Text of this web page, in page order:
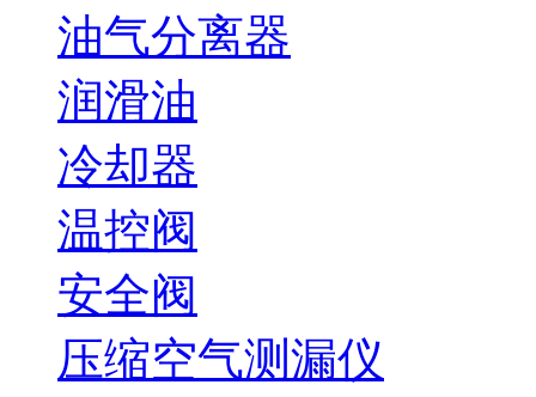
油气分离器
润滑油
冷却器
温控阀
安全阀
压缩空气测漏仪